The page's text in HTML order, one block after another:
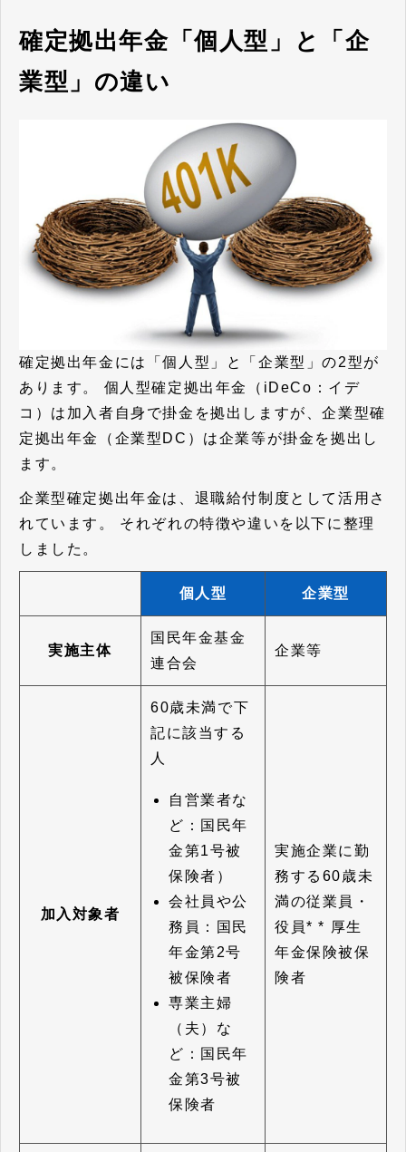
確定拠出年金「個人型」と「企
業型」の違い
確定拠出年金には「個人型」と「企業型」の2型が
あります。 個人型確定拠出年金（iDeCo：イデ
コ）は加入者自身で掛金を拠出しますが、企業型確
定拠出年金（企業型DC）は企業等が掛金を拠出し
ます。
企業型確定拠出年金は、退職給付制度として活用さ
れています。 それぞれの特徴や違いを以下に整理
しました。
個人型 企業型
実施主体
国民年金基金
連合会
企業等
加入対象者
60歳未満で下
記に該当する
人
自営業者な
ど：国民年
金第1号被
保険者）
会社員や公
務員：国民
年金第2号
被保険者
専業主婦
（夫）な
ど：国民年
金第3号被
保険者
実施企業に勤
務する60歳未
満の従業員・
役員* * 厚生
年金保険被保
険者